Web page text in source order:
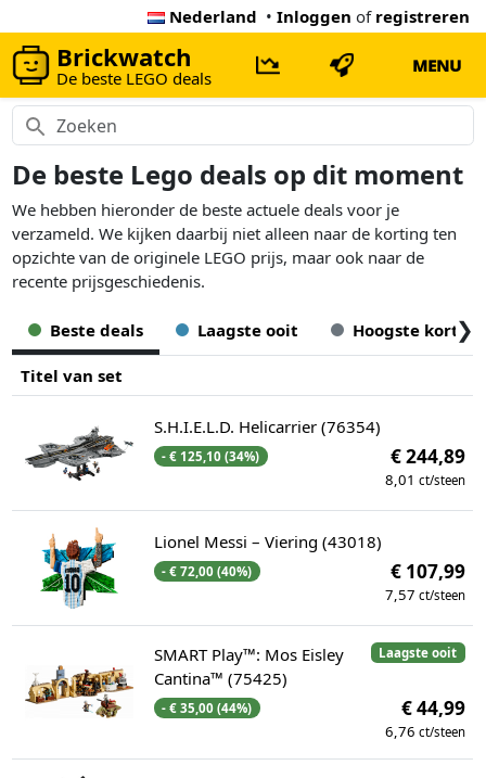
Nederland • Inloggen of registreren
Brickwatch
De beste LEGO deals
MENU
De beste Lego deals op dit moment
We hebben hieronder de beste actuele deals voor je
verzameld. We kijken daarbij niet alleen naar de korting ten
opzichte van de originele LEGO prijs, maar ook naar de
recente prijsgeschiedenis.
Beste deals Laagste ooit Hoogste korting
❯
Titel van set
S.H.I.E.L.D. Helicarrier (76354)
- € 125,10 (34%) € 244,89
8,01 ct/steen
Lionel Messi – Viering (43018)
- € 72,00 (40%) € 107,99
7,57 ct/steen
Laagste ooit
SMART Play™: Mos Eisley
Cantina™ (75425)
- € 35,00 (44%) € 44,99
6,76 ct/steen